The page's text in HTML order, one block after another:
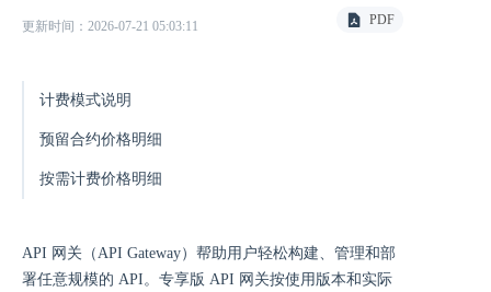
更新时间：2026-07-21 05:03:11 PDF
计费模式说明
预留合约价格明细
按需计费价格明细
API 网关（API Gateway）帮助用户轻松构建、管理和部
署任意规模的 API。专享版 API 网关按使用版本和实际